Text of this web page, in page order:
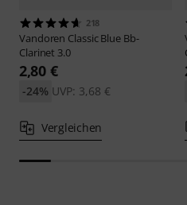
218
Vandoren Classic Blue Bb-
Clarinet 3.0
2,80 €
UVP: 3,68 €
-24%
Vergleichen